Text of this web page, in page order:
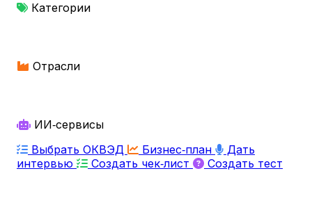
Категории
Отрасли
ИИ‑сервисы
Выбрать ОКВЭД
Бизнес‑план
Дать
интервью
Создать чек‑лист Создать тест